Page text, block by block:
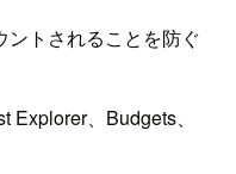
トされることを防ぐ
、Budgets、